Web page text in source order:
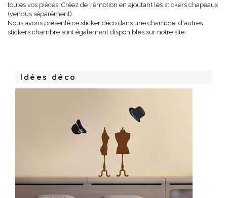
toutes vos pièces. Créez de l'émotion en ajoutant les stickers chapeaux
(vendus séparément).
Nous avons présenté ce sticker déco dans une chambre, d'autres
stickers chambre sont également disponibles sur notre site.
Idées déco